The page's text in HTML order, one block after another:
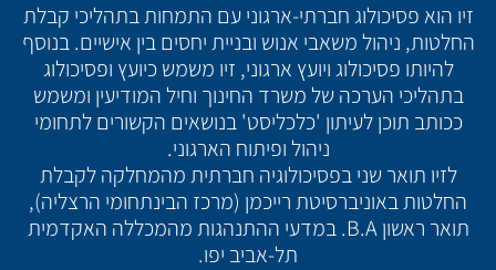
זיו הוא פסיכולוג חברתי-ארגוני עם התמחות בתהליכי קבלת
החלטות, ניהול משאבי אנוש ובניית יחסים בין אישיים. בנוסף
להיותו פסיכולוג ויועץ ארגוני, זיו משמש כיועץ ופסיכולוג
בתהליכי הערכה של משרד החינוך וחיל המודיעין ומשמש
ככותב תוכן לעיתון 'כלכליסט' בנושאים הקשורים לתחומי
ניהול ופיתוח הארגוני.
לזיו תואר שני בפסיכולוגיה חברתית מהמחלקה לקבלת
החלטות באוניברסיטת רייכמן (מרכז הבינתחומי הרצליה),
תואר ראשון B.A. במדעי ההתנהגות מהמכללה האקדמית
תל-אביב יפו.